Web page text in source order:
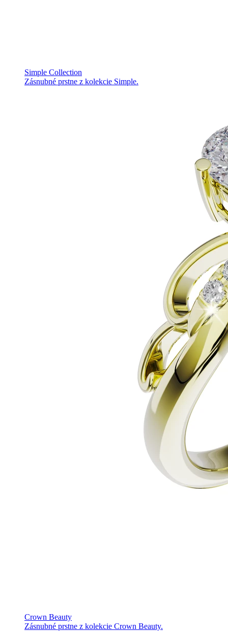
Simple Collection
Zásnubné prstne z kolekcie Simple.
Crown Beauty
Zásnubné prstne z kolekcie Crown Beauty.